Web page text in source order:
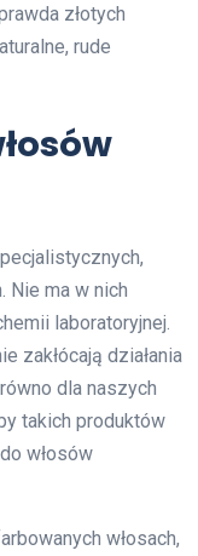
złotych
rude
Nie ma w nich
laboratoryjnej.
zakłócają działania
dla naszych
takich produktów
włosów
włosach,